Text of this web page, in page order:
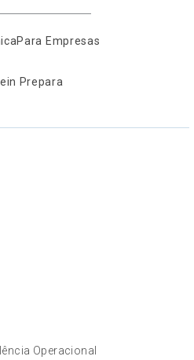
Para Empresas
Prepara
Operacional